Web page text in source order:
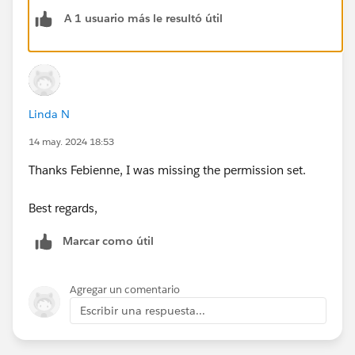
A 1 usuario más le resultó útil
Linda N
14 may. 2024 18:53
Thanks Febienne, I was missing the permission set.
Best regards,
Marcar como útil
Agregar un comentario
Escribir una respuesta...